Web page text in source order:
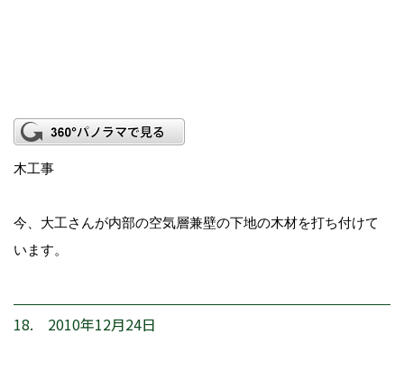
木工事
今、大工さんが内部の空気層兼壁の下地の木材を打ち付けて
います。
18. 2010年12月24日